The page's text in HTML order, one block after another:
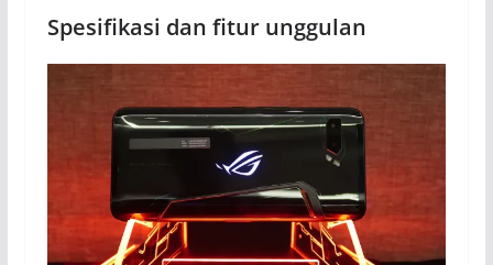
Spesifikasi dan fitur unggulan